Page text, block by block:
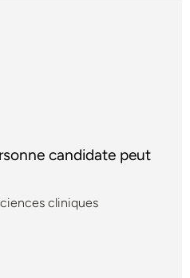
candidate peut
cliniques